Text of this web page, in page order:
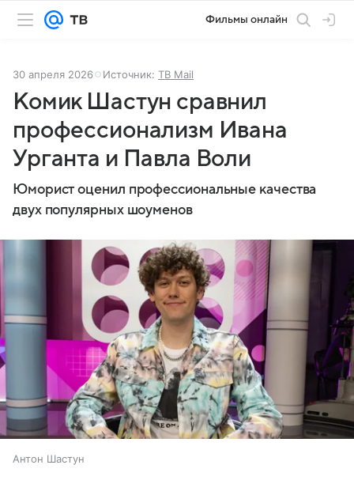
Фильмы онлайн
30 апреля 2026 Источник: ТВ Mail
Комик Шастун сравнил
профессионализм Ивана
Урганта и Павла Воли
Юморист оценил профессиональные качества
двух популярных шоуменов
Антон Шастун